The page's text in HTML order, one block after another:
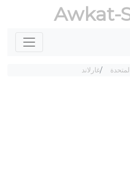
Awkat-
غارلاند